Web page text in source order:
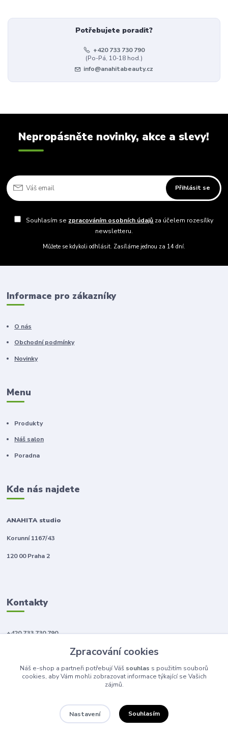
Potřebujete poradit?
+420 733 730 790
(Po-Pá, 10-18 hod.)
info@anahitabeauty.cz
Nepropásněte novinky, akce a slevy!
Přihlásit se
Souhlasím se zpracováním osobních údajů za účelem rozesílky
newsletteru.
Můžete se kdykoli odhlásit. Zasíláme jednou za 14 dní.
Informace pro zákazníky
O nás
Obchodní podmínky
Novinky
Menu
Produkty
Náš salon
Poradna
Kde nás najdete
ANAHITA studio
Korunní 1167/43
120 00 Praha 2
Kontakty
+420 733 730 790
Zpracování cookies
Náš e-shop a partneři potřebují Váš souhlas s použitím souborů
cookies, aby Vám mohli zobrazovat informace týkající se Vašich
zájmů.
Nastavení Souhlasím